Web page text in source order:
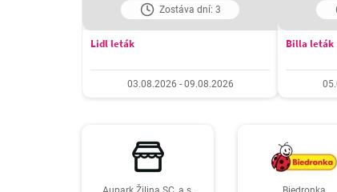
Zostáva dní: 3
Lidl leták
03.08.2026 - 09.08.2026
Billa leták